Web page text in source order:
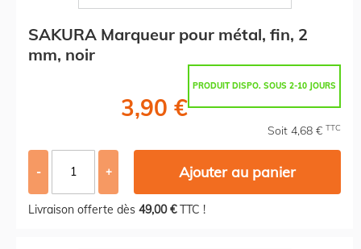
SAKURA Marqueur pour métal, fin, 2
mm, noir
PRODUIT DISPO. SOUS 2-10 JOURS
3,90 €
Soit 4,68 € TTC
- + Ajouter au panier
Livraison offerte dès 49,00 €TTC !